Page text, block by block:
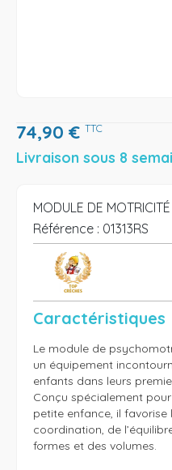
74,90 € TTC
Livraison sous 8
MODULE DE
Référence : 01313RS
Caractéristiques
Le module de
un équipement
enfants dans leurs
Conçu spécialement
petite enfance, il
coordination, de
formes et des volumes.